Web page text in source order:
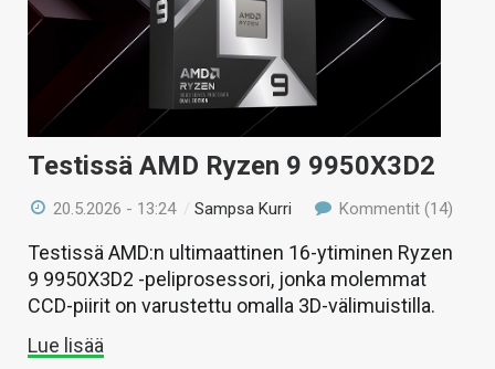
Testissä AMD Ryzen 9 9950X3D2
20.5.2026 - 13:24 /Sampsa Kurri Kommentit (14)
Testissä AMD:n ultimaattinen 16-ytiminen Ryzen
9 9950X3D2 -peliprosessori, jonka molemmat
CCD-piirit on varustettu omalla 3D-välimuistilla.
Lue lisää